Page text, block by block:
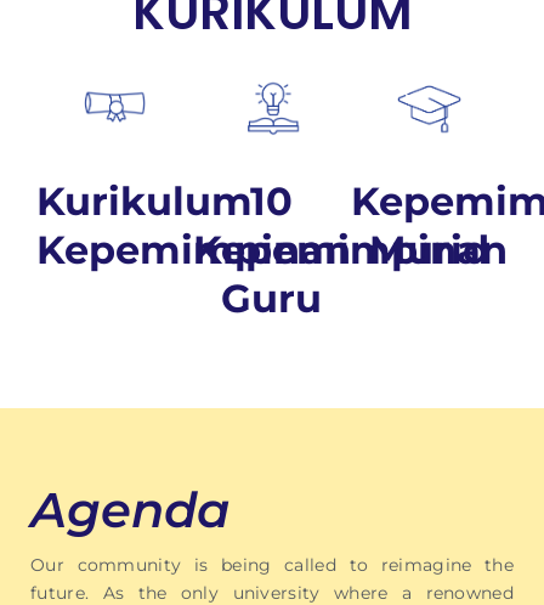
Kurikulum
Kepemimpinan
10
Kepemimpinan
Guru
Murid
Agenda
Our community is being called to reimagine the
future. As the only university where a renowned